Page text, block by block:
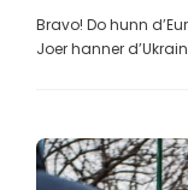
Bravo! Do hunn
Joer hanner